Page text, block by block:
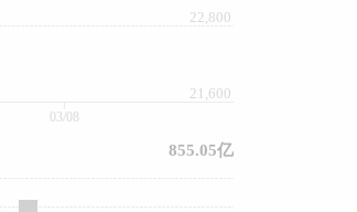
21,600
22,800
03/08
855.05亿